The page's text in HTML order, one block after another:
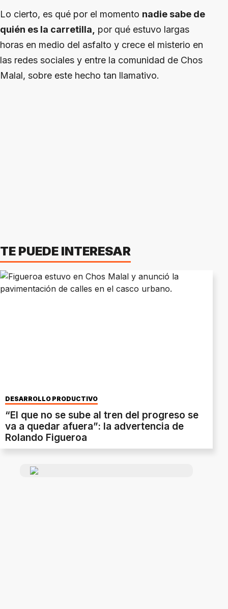
Lo cierto, es qué por el momento nadie sabe de
quién es la carretilla,
por qué estuvo largas
horas en medio del asfalto y crece el misterio en
las redes sociales y entre la comunidad de Chos
Malal, sobre este hecho tan llamativo.
TE PUEDE INTERESAR
DESARROLLO PRODUCTIVO
“El que no se sube al tren del progreso se
va a quedar afuera”: la advertencia de
Rolando Figueroa